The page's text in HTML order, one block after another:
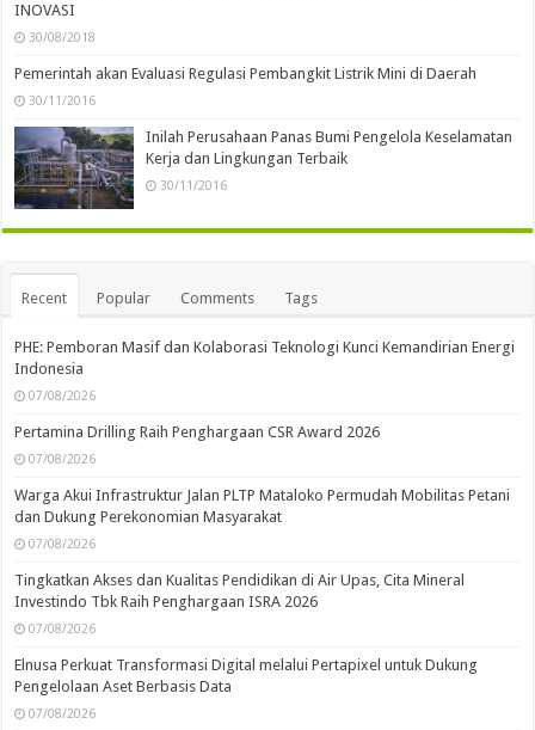
INOVASI
30/08/2018
Pemerintah akan Evaluasi Regulasi Pembangkit Listrik Mini di Daerah
30/11/2016
Inilah Perusahaan Panas Bumi Pengelola Keselamatan
Kerja dan Lingkungan Terbaik
30/11/2016
Recent Popular Comments Tags
PHE: Pemboran Masif dan Kolaborasi Teknologi Kunci Kemandirian Energi
Indonesia
07/08/2026
Pertamina Drilling Raih Penghargaan CSR Award 2026
07/08/2026
Warga Akui Infrastruktur Jalan PLTP Mataloko Permudah Mobilitas Petani
dan Dukung Perekonomian Masyarakat
07/08/2026
Tingkatkan Akses dan Kualitas Pendidikan di Air Upas, Cita Mineral
Investindo Tbk Raih Penghargaan ISRA 2026
07/08/2026
Elnusa Perkuat Transformasi Digital melalui Pertapixel untuk Dukung
Pengelolaan Aset Berbasis Data
07/08/2026